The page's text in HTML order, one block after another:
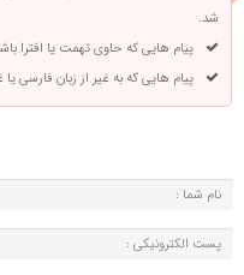
شد.
پیام هایی که حاوی تهمت یا افترا
پیام هایی که به غیر از زبان فارسی